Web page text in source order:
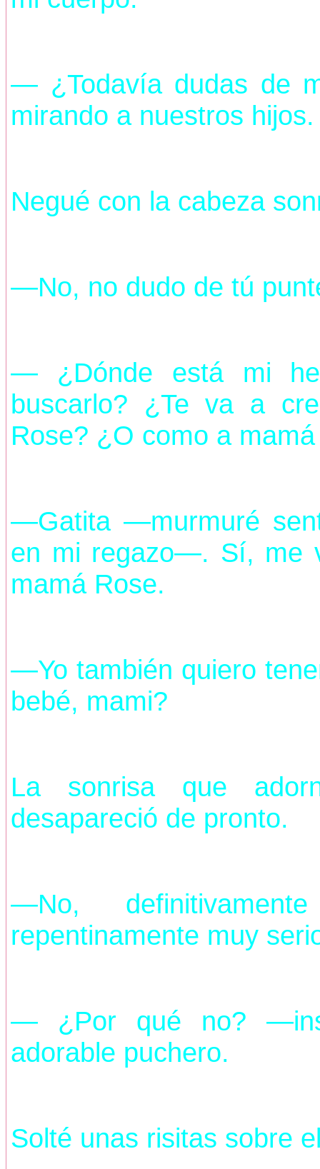
— ¿Todavía dudas de
mirando a nuestros hijos.
Negué con la cabeza
—No, no dudo de tú
— ¿Dónde está mi
buscarlo? ¿Te va a
Rose? ¿O como a
—Gatita —murmuré
en mi regazo—. Sí, me
mamá Rose.
—Yo también quiero
bebé, mami?
La sonrisa que
desapareció de pronto.
—No,
repentinamente muy
— ¿Por qué no?
adorable puchero.
Solté unas risitas sobre